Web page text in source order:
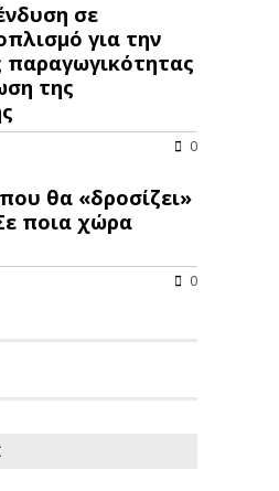
σε
για την
παραγωγικότητας
της
0
θα «δροσίζει»
ποια χώρα
0